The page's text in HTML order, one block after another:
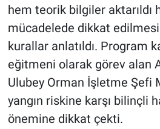
hem teorik bilgiler aktarıldı
mücadelede dikkat
kurallar anlatıldı. Program
eğitmeni olarak görev alan
Ulubey Orman İşletme Şefi
yangın riskine karşı bilinçli
önemine dikkat çekti.